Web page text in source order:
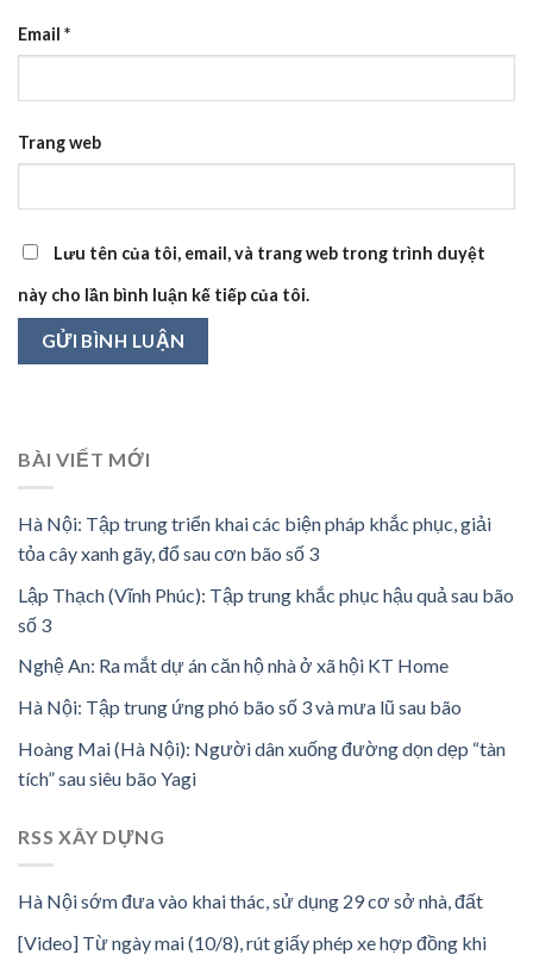
Email *
Trang web
Lưu tên của tôi, email, và trang web trong trình duyệt
này cho lần bình luận kế tiếp của tôi.
BÀI VIẾT MỚI
Hà Nội: Tập trung triển khai các biện pháp khắc phục, giải
tỏa cây xanh gãy, đổ sau cơn bão số 3
Lập Thạch (Vĩnh Phúc): Tập trung khắc phục hậu quả sau bão
số 3
Nghệ An: Ra mắt dự án căn hộ nhà ở xã hội KT Home
Hà Nội: Tập trung ứng phó bão số 3 và mưa lũ sau bão
Hoàng Mai (Hà Nội): Người dân xuống đường dọn dẹp “tàn
tích” sau siêu bão Yagi
RSS XÂY DỰNG
Hà Nội sớm đưa vào khai thác, sử dụng 29 cơ sở nhà, đất
[Video] Từ ngày mai (10/8), rút giấy phép xe hợp đồng khi